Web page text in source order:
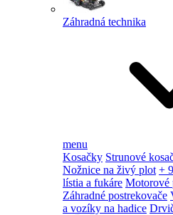
Záhradná technika
menu
Kosačky Strunové
Nožnice na živý plot +
lístia a fukáre Motorové
Záhradné postrekovače
a vozíky na hadice